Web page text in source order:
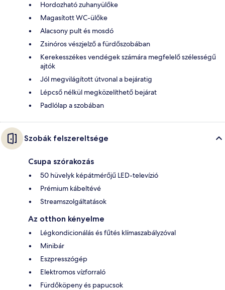
Hordozható zuhanyülőke
Magasított WC-ülőke
Alacsony pult és mosdó
Zsinóros vészjelző a fürdőszobában
Kerekesszékes vendégek számára megfelelő szélességű
ajtók
Jól megvilágított útvonal a bejáratig
Lépcső nélkül megközelíthető bejárat
Padlólap a szobában
Szobák felszereltsége
Csupa szórakozás
50 hüvelyk képátmérőjű LED-televízió
Prémium kábeltévé
Streamszolgáltatások
Az otthon kényelme
Légkondicionálás és fűtés klímaszabályzóval
Minibár
Eszpresszógép
Elektromos vízforraló
Fürdőköpeny és papucsok